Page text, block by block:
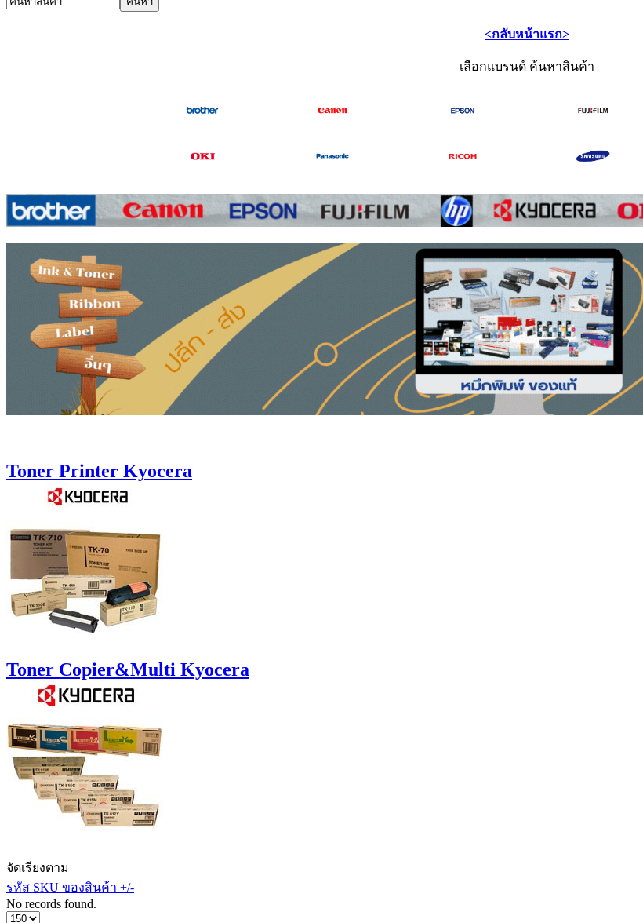
<กลับหน้าแรก>
เลือกแบรนด์ ค้นหาสินค้า
Toner Printer Kyocera
Toner Copier&Multi Kyocera
จัดเรียงตาม
รหัส SKU ของสินค้า +/-
No records found.